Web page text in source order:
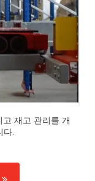
재고 관리를 개
다.